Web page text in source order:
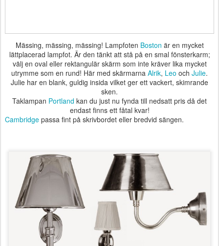
Mässing, mässing, mässing! Lampfoten Boston är en mycket
lättplacerad lampfot. Är den tänkt att stå på en smal fönsterkarm;
välj en oval eller rektangulär skärm som inte kräver lika mycket
utrymme som en rund! Här med skärmarna Alrik, Leo och Julie.
Julie har en blank, guldig insida vilket ger ett vackert, skimrande
sken.
Taklampan Portland kan du just nu fynda till nedsatt pris då det
endast finns ett fåtal kvar!
Cambridge passa fint på skrivbordet eller bredvid sängen.